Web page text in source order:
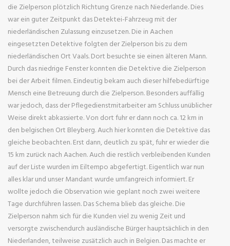
die Zielperson plötzlich Richtung Grenze nach Niederlande. Dies
war ein guter Zeitpunkt das Detektei-Fahrzeug mit der
niederländischen Zulassung einzusetzen. Die in Aachen
eingesetzten Detektive folgten der Zielperson bis zu dem
niederländischen Ort Vaals. Dort besuchte sie einen älteren Mann.
Durch das niedrige Fenster konnten die Detektive die Zielperson
bei der Arbeit filmen. Eindeutig bekam auch dieser hilfebedürftige
Mensch eine Betreuung durch die Zielperson. Besonders auffällig
war jedoch, dass der Pflegedienstmitarbeiter am Schluss unüblicher
Weise direkt abkassierte. Von dort fuhr er dann noch ca. 12 km in
den belgischen Ort Bleyberg. Auch hier konnten die Detektive das
gleiche beobachten. Erst dann, deutlich zu spät, fuhr er wieder die
15 km zurück nach Aachen. Auch die restlich verbleibenden Kunden
auf der Liste wurden im Eiltempo abgefertigt. Eigentlich war nun
alles klar und unser Mandant wurde umfangreich informiert. Er
wollte jedoch die Observation wie geplant noch zwei weitere
Tage durchführen lassen. Das Schema blieb das gleiche. Die
Zielperson nahm sich für die Kunden viel zu wenig Zeit und
versorgte zwischendurch ausländische Bürger hauptsächlich in den
Niederlanden, teilweise zusätzlich auch in Belgien. Das machte er